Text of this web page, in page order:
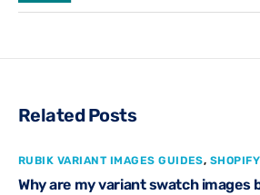
Related Posts
RUBIK VARIANT IMAGES GUIDES,
Why are my variant swatch images